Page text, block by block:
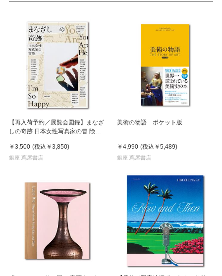
【再入荷予約／展覧会図録】まなざ
しの奇跡 日本女性写真家の冒 険
￥3,500 (税込 ￥3,850)
銀座 蔦屋書店
美術の物語 ポケット版
￥4,990 (税込 ￥5,489)
銀座 蔦屋書店